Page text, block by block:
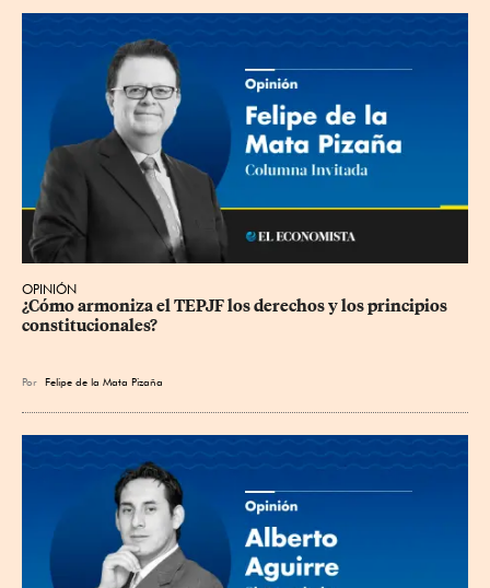
OPINIÓN
¿Cómo armoniza el TEPJF los derechos y los principios
constitucionales?
Por Felipe de la Mata Pizaña